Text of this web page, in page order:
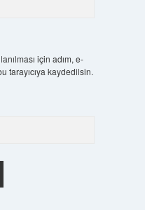
için adım, e-
tarayıcıya kaydedilsin.